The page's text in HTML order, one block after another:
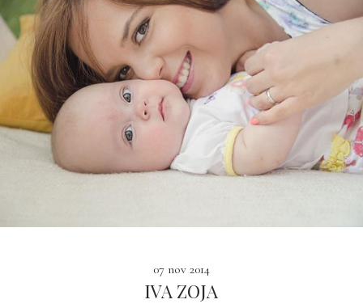
07 nov 2014
IVA ZOJA